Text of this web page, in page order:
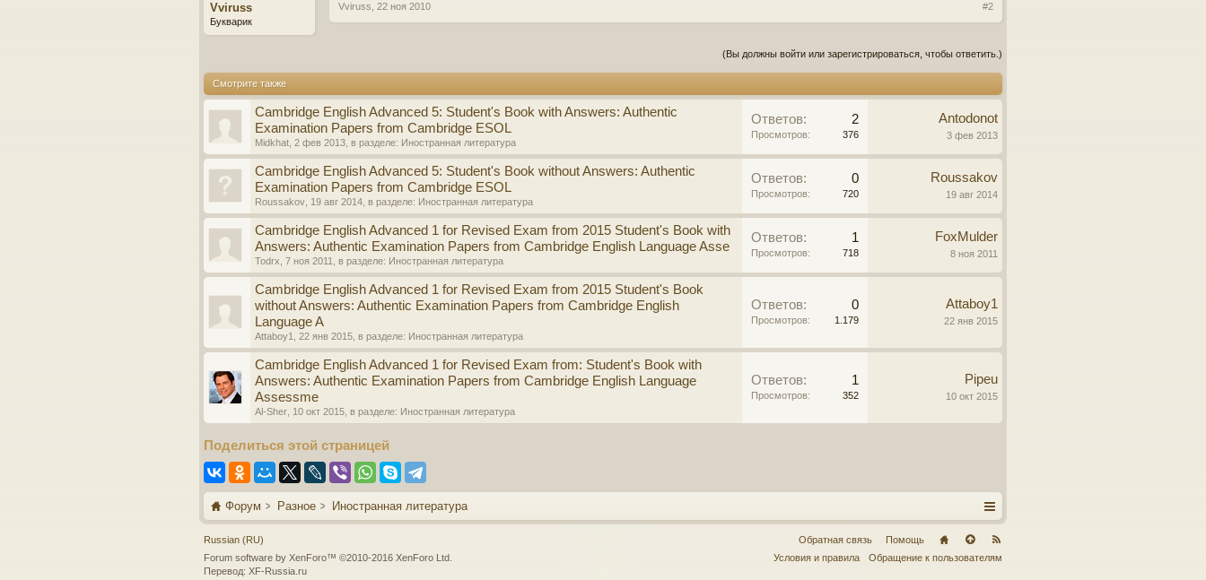
Vviruss
Букварик
Vviruss 22 ноя 2010 #2
(Вы должны войти или зарегистрироваться, чтобы ответить.)
Смотрите также
Cambridge English Advanced 5: Student's Book with Answers: Authentic
Examination Papers from Cambridge ESOL
Midkhat 2 фев 2013 , в разделе: Иностранная литература
Ответов: 2
Просмотров: 376
Antodonot
3 фев 2013
Cambridge English Advanced 5: Student's Book without Answers: Authentic
Examination Papers from Cambridge ESOL
Roussakov 19 авг 2014 , в разделе: Иностранная литература
Ответов: 0
Просмотров: 720
Roussakov
19 авг 2014
Cambridge English Advanced 1 for Revised Exam from 2015 Student's Book with
Answers: Authentic Examination Papers from Cambridge English Language Asse
Todrx 7 ноя 2011 , в разделе: Иностранная литература
Ответов: 1
Просмотров: 718
FoxMulder
8 ноя 2011
Cambridge English Advanced 1 for Revised Exam from 2015 Student's Book
without Answers: Authentic Examination Papers from Cambridge English
Language A
Attaboy1 22 янв 2015 , в разделе: Иностранная литература
Ответов: 0
Просмотров: 1.179
Attaboy1
22 янв 2015
Cambridge English Advanced 1 for Revised Exam from: Student's Book with
Answers: Authentic Examination Papers from Cambridge English Language
Assessme
Al-Sher 10 окт 2015 , в разделе: Иностранная литература
Ответов: 1
Просмотров: 352
Pipeu
10 окт 2015
Поделиться этой страницей
Форум Разное Иностранная литература
Russian (RU) Обратная связь
Помощь
Условия и правила
Обращение к пользователям
Forum software by XenForo™ ©2010-2016 XenForo Ltd.
Перевод: XF-Russia.ru